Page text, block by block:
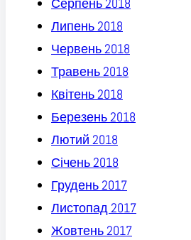
Серпень 2018
Липень 2018
Червень 2018
Травень 2018
Квітень 2018
Березень 2018
Лютий 2018
Січень 2018
Грудень 2017
Листопад 2017
Жовтень 2017